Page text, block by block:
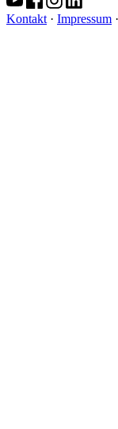
Kontakt · Impressum ·